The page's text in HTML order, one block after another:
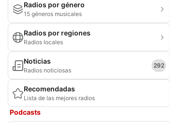
Radios por género
15 géneros musicales
Radios por regiones
Radios locales
Noticias
Radios noticiosas
292
Recomendadas
Lista de las mejores radios
Podcasts